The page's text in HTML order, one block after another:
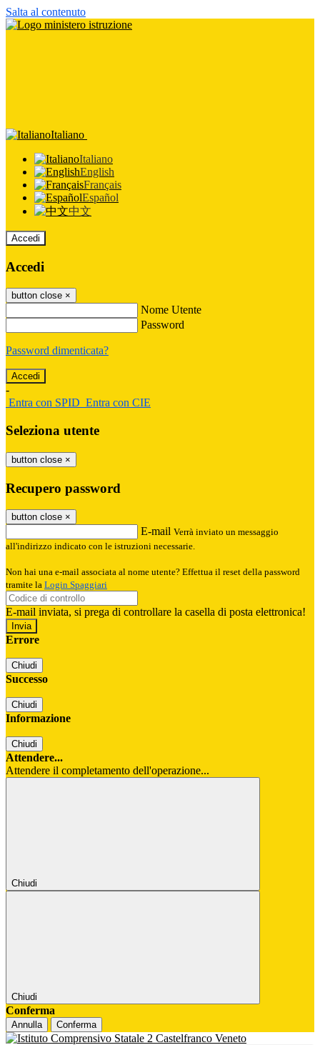
Salta al contenuto
Italiano
Italiano
English
Français
Español
中文
Accedi
Accedi
button close ×
Nome Utente
Password
Password dimenticata?
-
Entra con SPID Entra con CIE
Seleziona utente
button close ×
Recupero password
button close ×
E-mail Verrà inviato un messaggio
all'indirizzo indicato con le istruzioni necessarie.
Non hai una e-mail associata al nome utente? Effettua il reset della password
tramite la Login Spaggiari
E-mail inviata, si prega di controllare la casella di posta elettronica!
Errore
Chiudi
Successo
Chiudi
Informazione
Chiudi
Attendere...
Attendere il completamento dell'operazione...
Chiudi
Chiudi
Conferma
Annulla Conferma